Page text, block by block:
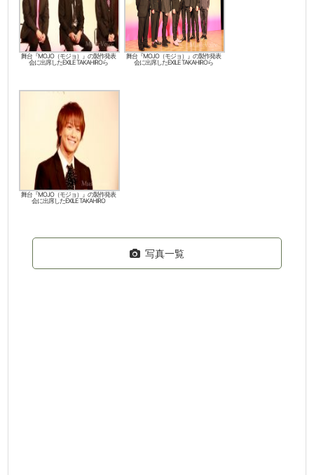
舞台『MOJO（モジョ）』の製作発表
会に出席したEXILE TAKAHIROら
舞台『MOJO（モジョ）』の製作発表
会に出席したEXILE TAKAHIROら
舞台『MOJO（モジョ）』の製作発表
会に出席したEXILE TAKAHIRO
写真一覧